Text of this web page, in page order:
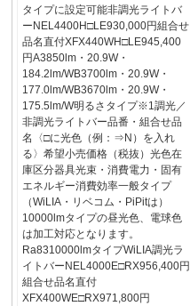
タイプに設定可能非調光ライトバ
ーNEL4400H□LE930,000円組合せ
品名直付XFX440WH□LE945,400
円A3850lm・20.9W・
184.2lm/WB3700lm・20.9W・
177.0lm/WB3670lm・20.9W・
175.5lm/W明るさタイプ※1調光／
非調光ライトバー品番・組合せ品
名〈□に光色（例：⇒N）を入れ
る〉希望小売価格（税抜）光色在
庫区分器具光束・消費電力・固有
エネルギー消費効率一般タイプ
（WiLIA・リベコム・PiPitは）
10000lmタイプの昼光色、電球色
は加工対応となります。
Ra8310000lmタイプWiLIA調光ラ
イトバーNEL4000E□RX956,400円
組合せ品名直付
XFX400WE□RX971,800円